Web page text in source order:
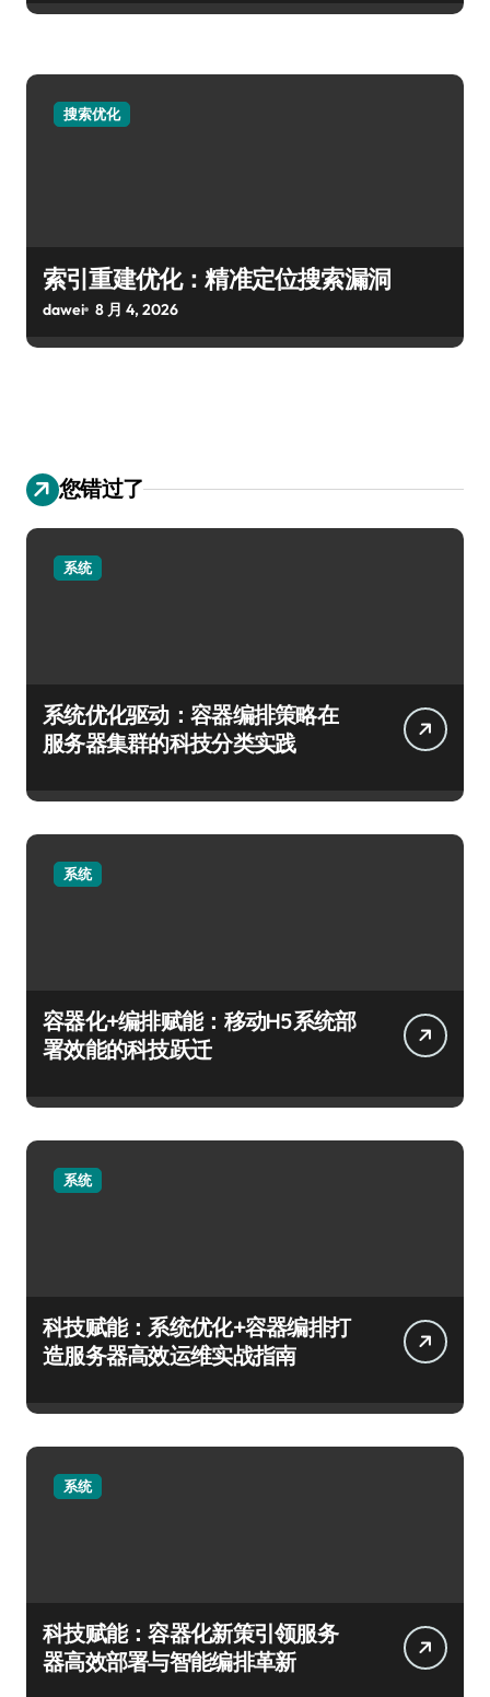
搜索优化
索引重建优化：精准定位搜索漏洞
dawei 8 月 4, 2026
您错过了
系统
系统优化驱动：容器编排策略在
服务器集群的科技分类实践
系统
容器化+编排赋能：移动H5系统部
署效能的科技跃迁
系统
科技赋能：系统优化+容器编排打
造服务器高效运维实战指南
系统
科技赋能：容器化新策引领服务
器高效部署与智能编排革新